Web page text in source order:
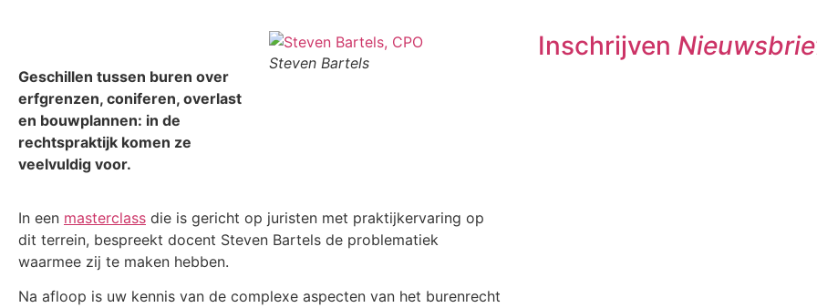
Geschillen tussen buren over
erfgrenzen, coniferen, overlast
en bouwplannen: in de
rechtspraktijk komen ze
veelvuldig voor.
Steven Bartels
In een masterclass die is gericht op juristen met praktijkervaring op
dit terrein, bespreekt docent Steven Bartels de problematiek
waarmee zij te maken hebben.
Na afloop is uw kennis van de complexe aspecten van het burenrecht
Inschrijven